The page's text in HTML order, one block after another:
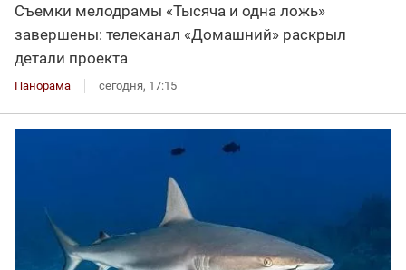
Съемки мелодрамы «Тысяча и одна ложь»
завершены: телеканал «Домашний» раскрыл
детали проекта
Панорама сегодня, 17:15